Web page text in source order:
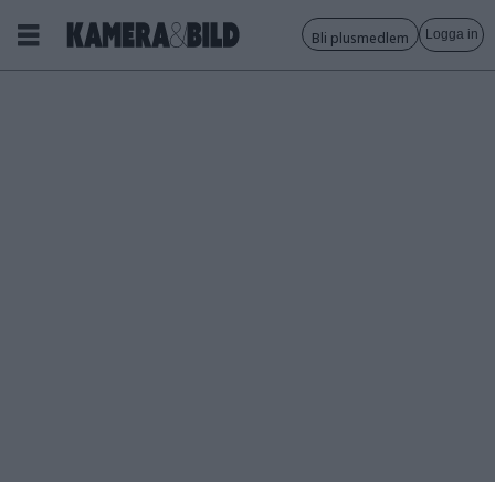
Bli plusmedlem Logga in